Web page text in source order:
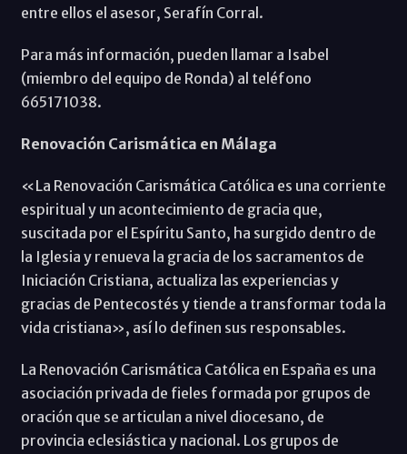
entre ellos el asesor, Serafín Corral.
Para más información, pueden llamar a Isabel
(miembro del equipo de Ronda) al teléfono
665171038.
Renovación Carismática en Málaga
«La Renovación Carismática Católica es una corriente
espiritual y un acontecimiento de gracia que,
suscitada por el Espíritu Santo, ha surgido dentro de
la Iglesia y renueva la gracia de los sacramentos de
Iniciación Cristiana, actualiza las experiencias y
gracias de Pentecostés y tiende a transformar toda la
vida cristiana», así lo definen sus responsables.
La Renovación Carismática Católica en España es una
asociación privada de fieles formada por grupos de
oración que se articulan a nivel diocesano, de
provincia eclesiástica y nacional. Los grupos de